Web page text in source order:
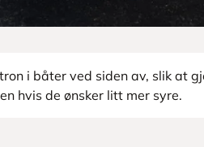
i båter ved siden av, slik at
hvis de ønsker litt mer syre.